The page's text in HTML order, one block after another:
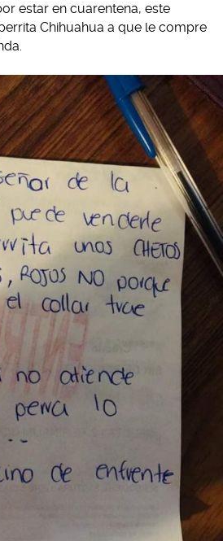
estar en cuarentena, este
Chihuahua a que le compre